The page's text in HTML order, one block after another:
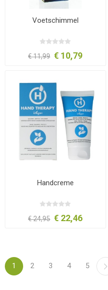
Voetschimmel
€ 11,99 € 10,79
Handcreme
€ 24,95 € 22,46
1 2 3 4 5